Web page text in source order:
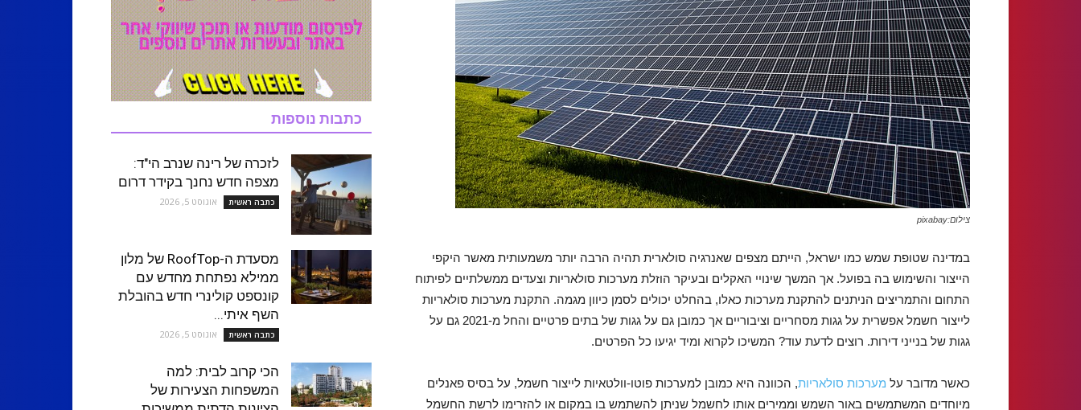
צילום:pixabay
במדינה שטופת שמש כמו ישראל, הייתם מצפים שאנרגיה סולארית תהיה הרבה יותר משמעותית מאשר היקפי
הייצור והשימוש בה בפועל. אך המשך שינויי האקלים ובעיקר הוזלת מערכות סולאריות וצעדים ממשלתיים לפיתוח
התחום והתמריצים הניתנים להתקנת מערכות כאלו, בהחלט יכולים לסמן כיוון מגמה. התקנת מערכות סולאריות
לייצור חשמל אפשרית על גגות מסחריים וציבוריים אך כמובן גם על גגות של בתים פרטיים והחל מ-2021 גם על
גגות של בנייני דירות. רוצים לדעת עוד? המשיכו לקרוא ומיד יגיעו כל הפרטים.
כאשר מדובר על מערכות סולאריות, הכוונה היא כמובן למערכות פוטו-וולטאיות לייצור חשמל, על בסיס פאנלים
מיוחדים המשתמשים באור השמש וממירים אותו לחשמל שניתן להשתמש בו במקום או להזרימו לרשת החשמל
כתבות נוספות
לזכרה של רינה שנרב הי"ד:
מצפה חדש נחנך בקידר דרום
כתבה ראשית אוגוסט 5, 2026
מסעדת ה-RoofTop של מלון
ממילא נפתחת מחדש עם
קונספט קולינרי חדש בהובלת
השף איתי...
כתבה ראשית אוגוסט 5, 2026
הכי קרוב לבית: למה
המשפחות הצעירות של